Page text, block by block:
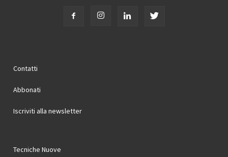
Contatti
Abbonati
Iscriviti alla newsletter
Tecniche Nuove